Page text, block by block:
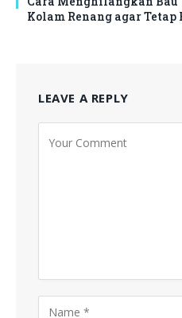
Kolam Renang agar
LEAVE A REPLY